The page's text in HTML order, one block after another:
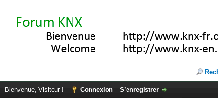
Bienvenue, Visiteur ! Connexion S’enregistrer